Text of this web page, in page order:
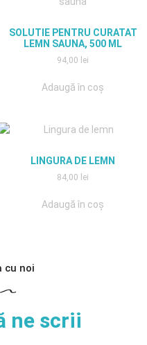
SOLUTIE PENTRU CURATAT
LEMN SAUNA, 500 ML
94,00 lei
Adaugă în coș
LINGURA DE LEMN
84,00 lei
Adaugă în coș
cu noi
ne scrii